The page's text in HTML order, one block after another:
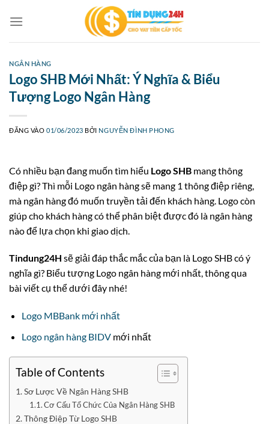
qua
NGÂN HÀNG
Logo SHB Mới Nhất: Ý Nghĩa & Biểu
Tượng Logo Ngân Hàng
ĐĂNG VÀO01/06/2023 BỞI NGUYỄN ĐÌNH PHONG
Có nhiều bạn đang muốn tìm hiểu Logo SHB mang thông
điệp gì? Thì mỗi Logo ngân hàng sẽ mang 1 thông điệp riêng,
mà ngân hàng đó muốn truyền tải đến khách hàng. Logo còn
giúp cho khách hàng có thể phân biệt được đó là ngân hàng
nào để lựa chọn khi giao dịch.
Tindung24H sẽ giải đáp thắc mắc của bạn là Logo SHB có ý
nghĩa gì? Biểu tượng Logo ngân hàng mới nhất, thông qua
bài viết cụ thể dưới đây nhé!
Logo MBBank mới nhất
Logo ngân hàng BIDVmới nhất
Table of Contents
Sơ Lược Về Ngân Hàng SHB
Cơ Cấu Tổ Chức Của Ngân Hàng SHB
Thông Điệp Từ Logo SHB